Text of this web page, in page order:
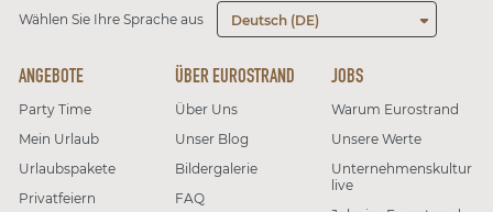
Wählen Sie Ihre Sprache aus Deutsch (DE)
ANGEBOTE
Party Time
Mein Urlaub
Urlaubspakete
Privatfeiern
ÜBER EUROSTRAND
Über Uns
Unser Blog
Bildergalerie
FAQ
JOBS
Warum Eurostrand
Unsere Werte
Unternehmenskultur
live